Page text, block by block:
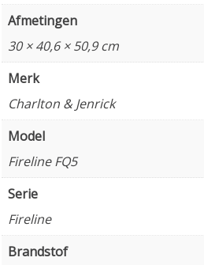
Afmetingen
30 × 40,6 × 50,9 cm
Merk
Charlton & Jenrick
Model
Fireline FQ5
Serie
Fireline
Brandstof